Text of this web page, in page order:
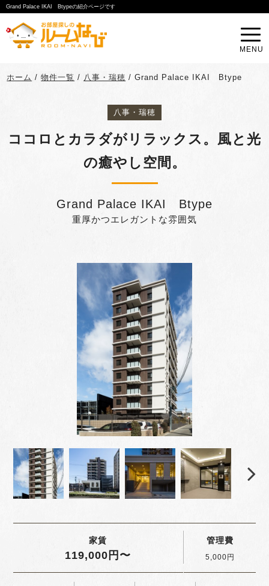
Grand Palace IKAI Btypeの紹介ページです
MENU
ホーム /物件一覧 / 八事・瑞穂 /Grand Palace IKAI Btype
八事・瑞穂
ココロとカラダがリラックス。風と光
の癒やし空間。
Grand Palace IKAI Btype
重厚かつエレガントな雰囲気
家賃
119,000円〜
管理費
5,000円